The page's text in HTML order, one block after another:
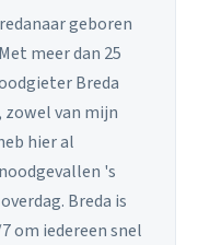
geboren
meer dan 25
Breda
zowel van mijn
hier al
's
Breda is
om iedereen snel